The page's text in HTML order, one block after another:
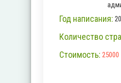
Год написания:
Количество
Стоимость: 25000